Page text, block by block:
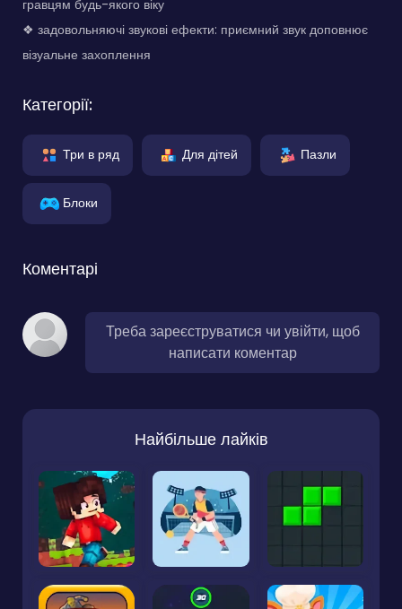
гравцям будь-якого віку
❖ задовольняючі звукові ефекти: приємний звук доповнює
візуальне захоплення
Категорії:
Три в ряд Для дітей Пазли
Блоки
Коментарі
Треба зареєструватися чи увійти, щоб
написати коментар
Найбільше лайків